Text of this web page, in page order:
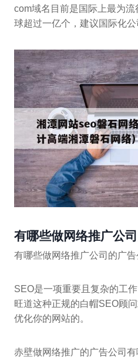
com域名目前是国际上最为
球超过一亿个，建议国际化公
有哪些做网络推广公
有哪些做网络推广公司的广告
SEO是一项重要且复杂的工
旺道这种正规的白帽SEO顾
优化你的网站的。
赤壁做网络推广的广告公司